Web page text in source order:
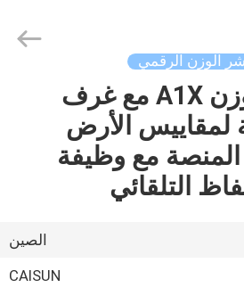
الوزن الرقمي
مؤشر الوزن A1X مع غرف
لمقاييس الأرض
مع وظيفة
التلقائي
الصين
CAISUN